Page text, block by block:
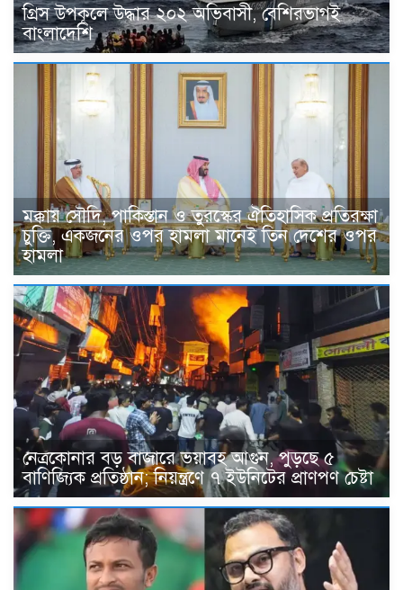
গ্রিস উপকূলে উদ্ধার ২০২ অভিবাসী, বেশিরভাগই
বাংলাদেশি
মক্কায় সৌদি, পাকিস্তান ও তুরস্কের ঐতিহাসিক প্রতিরক্ষা
চুক্তি, একজনের ওপর হামলা মানেই তিন দেশের ওপর
হামলা
নেত্রকোনার বড় বাজারে ভয়াবহ আগুন, পুড়ছে ৫
বাণিজ্যিক প্রতিষ্ঠান; নিয়ন্ত্রণে ৭ ইউনিটের প্রাণপণ চেষ্টা